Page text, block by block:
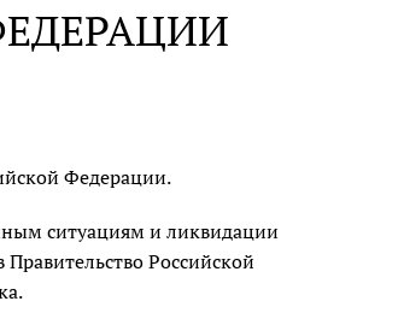
Федерации.
ситуациям и ликвидации
Правительство Российской